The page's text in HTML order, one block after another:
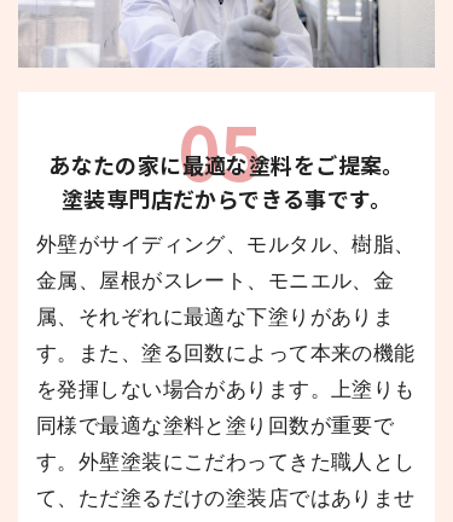
05
あなたの家に最適な塗料をご提案。
塗装専門店だからできる事です。
外壁がサイディング、モルタル、樹脂、
金属、屋根がスレート、モニエル、金
属、それぞれに最適な下塗りがありま
す。また、塗る回数によって本来の機能
を発揮しない場合があります。上塗りも
同様で最適な塗料と塗り回数が重要で
す。外壁塗装にこだわってきた職人とし
て、ただ塗るだけの塗装店ではありませ